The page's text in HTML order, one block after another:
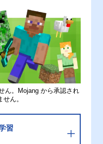
ん。Mojang から承認され
ん。
習